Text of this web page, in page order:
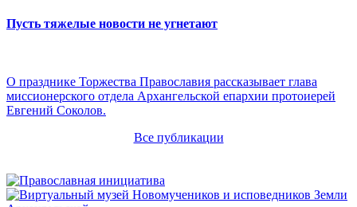
Пусть тяжелые новости не угнетают
О празднике Торжества Православия рассказывает глава
миссионерского отдела Архангельской епархии протоиерей
Евгений Соколов.
Все публикации